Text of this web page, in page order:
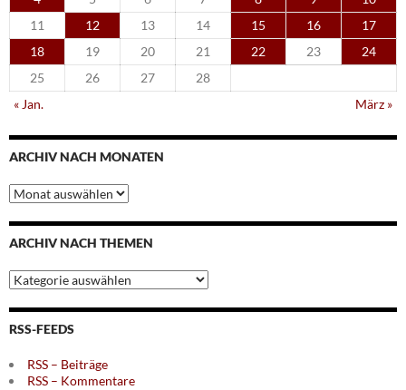
11
12 13 14 15 16
17
18
19 20 21 22 23
24
25
26 27
28
« Jan.
März »
ARCHIV NACH MONATEN
Archiv
nach
Monaten
ARCHIV NACH THEMEN
Archiv
nach
Themen
RSS-FEEDS
RSS – Beiträge
RSS – Kommentare